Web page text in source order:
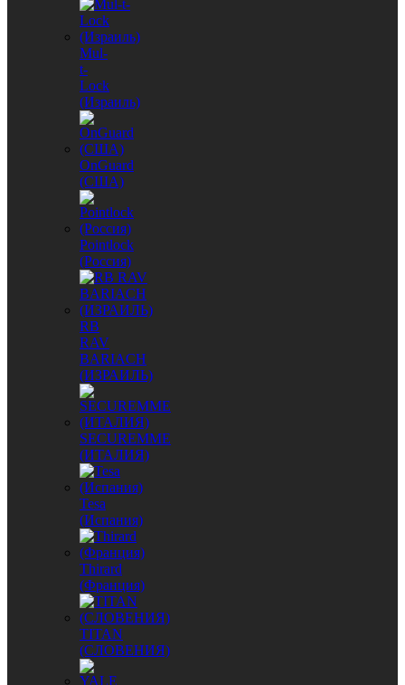
Mul-
t-
Lock
(Израиль)
OnGuard
(США)
Pointlock
(Россия)
RB
RAV
BARIACH
(ИЗРАИЛЬ)
SECUREMME
(ИТАЛИЯ)
Tesa
(Испания)
Thirard
(Франция)
TITAN
(СЛОВЕНИЯ)